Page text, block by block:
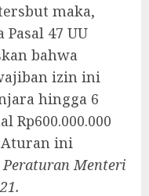
maka,
47 UU
bahwa
izin ini
hingga 6
Rp600.000.000
Aturan ini
Peraturan Menteri